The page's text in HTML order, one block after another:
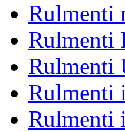
Rulmenti
Rulmenti
Rulmenti
Rulmenti
Rulmenti